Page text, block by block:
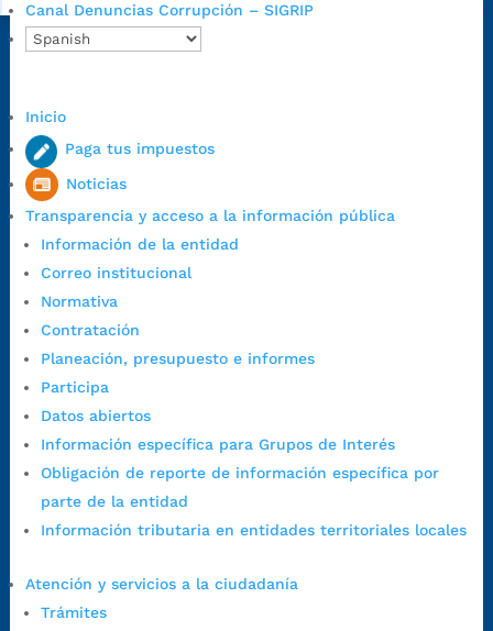
Canal Denuncias Corrupción – SIGRIP
Inicio
Paga tus impuestos
Noticias
Transparencia y acceso a la información pública
Información de la entidad
Correo institucional
Normativa
Contratación
Planeación, presupuesto e informes
Participa
Datos abiertos
Información específica para Grupos de Interés
Obligación de reporte de información específica por
parte de la entidad
Información tributaria en entidades territoriales locales
Atención y servicios a la ciudadanía
Trámites
Dirección Fase I:Calle 35 # 10-43, Bucaramanga, Santander,
Dirección Fase II:
Colombia
Código Postal:
Horario de Atención:
1:00 p.m. a 5:30 p.m. / viernes jornada continua en el horario de
30 minutos de descanso al medio día.
Horario de Atención CAME (Norte):
Horario habitual de lunes a viernes en
jornada continua de 7:30
a.m. a 3:00 p.m.
Teléfono Conmutador: